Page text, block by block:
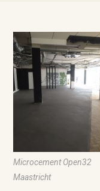
Microcement Open32
Maastricht